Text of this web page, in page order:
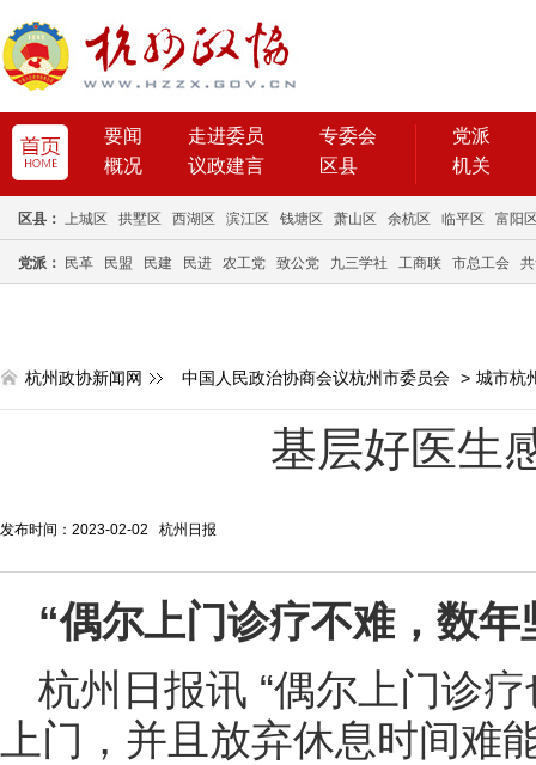
要闻 走进委员
专委会
概况
议政建言 区县
党派
机关
区县： 上城区 拱墅区 西湖区 滨江区 钱塘区 萧山区 余杭区 临平区 富阳
党派： 民革 民盟 民建 民进 农工党 致公党 九三学社 工商联 市总工会
杭州政协新闻网 中国人民政治协商会议杭州市委员会 > 城市杭
基层好医生
发布时间：2023-02-02 杭州日报
“偶尔上门诊疗不难，数年
杭州日报讯 “偶尔上门诊
上门，并且放弃休息时间难